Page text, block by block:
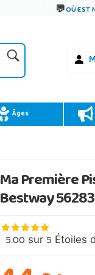
OÙ EST
Âges
Ma Première
Bestway 56283
5.00 sur 5 Étoiles